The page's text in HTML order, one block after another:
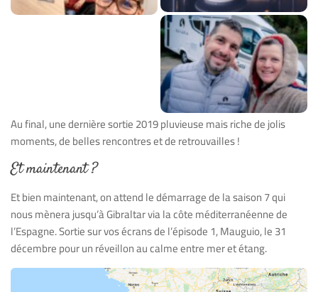
Au final, une dernière sortie 2019 pluvieuse mais riche de jolis
moments, de belles rencontres et de retrouvailles !
Et maintenant ?
Et bien maintenant, on attend le démarrage de la saison 7 qui
nous mènera jusqu’à Gibraltar via la côte méditerranéenne de
l’Espagne. Sortie sur vos écrans de l’épisode 1, Mauguio, le 31
décembre pour un réveillon au calme entre mer et étang.